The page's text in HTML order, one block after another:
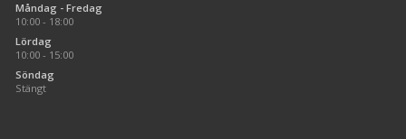
Måndag - Fredag
10:00 - 18:00
Lördag
10:00 - 15:00
Söndag
Stängt